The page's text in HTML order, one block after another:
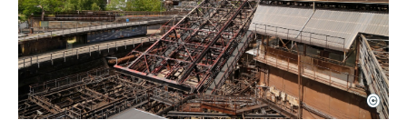
Der Erzschrägaufzug der Völklinger Hütte mit
Copyright: Weltkulturerbe Völklinger Hütte | Karl
©